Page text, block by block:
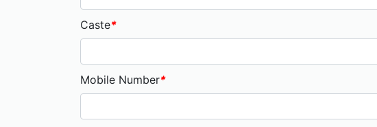
Caste*
Mobile Number*